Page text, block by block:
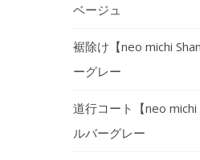
ベージュ
裾除け【neo michi
ーグレー
道行コート【neo
ルバーグレー